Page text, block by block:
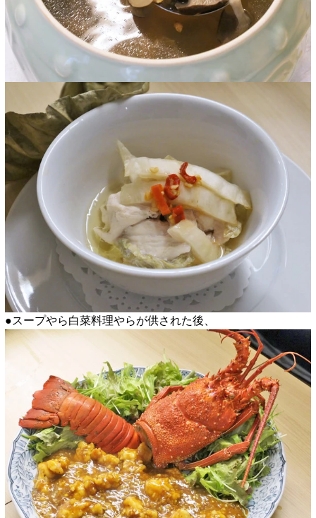
●スープやら白菜料理やらが供された後、